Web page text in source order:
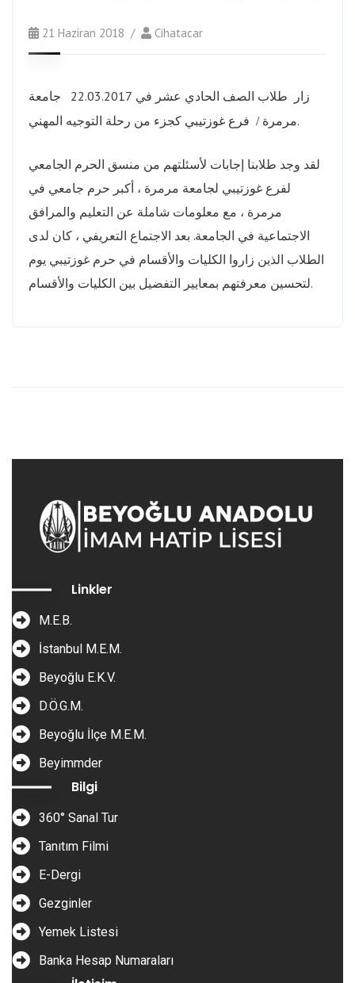
21 Haziran 2018 Cihatacar
زار طلاب الصف الحادي عشر في 22.03.2017
جامعة
مرمرة / فرع غوزتيبيكجزء من رحلة التوجيه المهني.
لقد وجد طلابنا إجابات لأسئلتهم من منسق الحرم الجامعي
لفرع غوزتيبي لجامعة مرمرة ، أكبر حرم جامعي في
مرمرة ، مع معلومات شاملة عن التعليم والمرافق
الاجتماعية في الجامعة. بعد الاجتماع التعريفي ، كان لدى
الطلاب الذين زاروا الكليات والأقسام في حرم غوزتيبي يوم
لتحسين معرفتهم بمعايير التفضيل بين الكليات والأقسام.
Linkler
M.E.B.
İstanbul M.E.M.
Beyoğlu E.K.V.
D.Ö.G.M.
Beyoğlu İlçe M.E.M.
Beyimmder
Bilgi
360° Sanal Tur
Tanıtım Filmi
E-Dergi
Gezginler
Yemek Listesi
Banka Hesap Numaraları